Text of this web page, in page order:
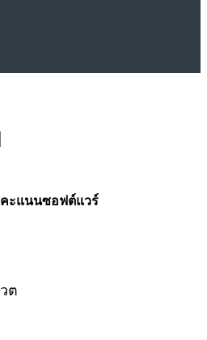
ะแนนซอฟต์แวร์
ต